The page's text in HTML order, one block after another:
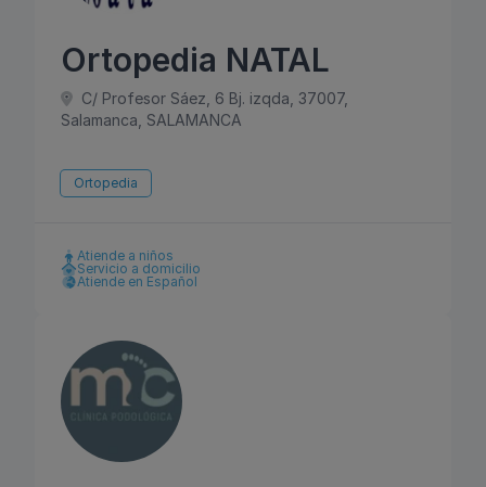
Ortopedia NATAL
C/ Profesor Sáez, 6 Bj. izqda, 37007,
Salamanca, SALAMANCA
Ortopedia
Atiende a niños
Servicio a domicilio
Atiende en Español